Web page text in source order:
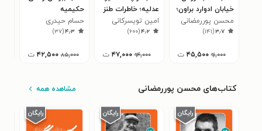
خیابان ادوارد براون؛
مجموعه
داستان‌به‌هم‌پیوسته
محسن پوررمضانی
۳٫۷(۱۴۱)
۹۱,۰۰۰ ۴۵,۵۰۰ ت
عدلیه؛ خاطرات طنز
یک قاضی
دادگستری
امین تویسرکانی
۴٫۲(۶۰۰)
۹۴,۰۰۰ ۴۷,۰۰۰ ت
حکیمیه
حسام حیدری
۴٫۳(۳۷)
۸۵,۰۰۰ ۴۲,۵۰۰ ت
کتاب‌های محسن پوررمضانی مشاهده همه